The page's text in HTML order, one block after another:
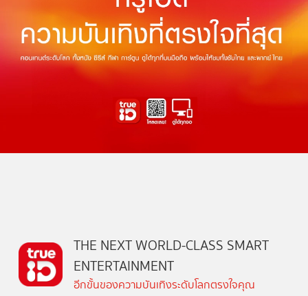
THE NEXT WORLD-CLASS SMART
ENTERTAINMENT
อีกขั้นของความบันเทิงระดับโลกตรงใจคุณ